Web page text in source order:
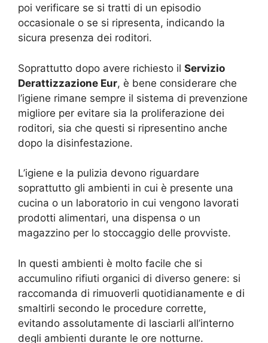
poi verificare se si tratti di un episodio
occasionale o se si ripresenta, indicando la
sicura presenza dei roditori.
Soprattutto dopo avere richiesto il Servizio
Derattizzazione Eur, è bene considerare che
l’igiene rimane sempre il sistema di prevenzione
migliore per evitare sia la proliferazione dei
roditori, sia che questi si ripresentino anche
dopo la disinfestazione.
L’igiene e la pulizia devono riguardare
soprattutto gli ambienti in cui è presente una
cucina o un laboratorio in cui vengono lavorati
prodotti alimentari, una dispensa o un
magazzino per lo stoccaggio delle provviste.
In questi ambienti è molto facile che si
accumulino rifiuti organici di diverso genere: si
raccomanda di rimuoverli quotidianamente e di
smaltirli secondo le procedure corrette,
evitando assolutamente di lasciarli all’interno
degli ambienti durante le ore notturne.